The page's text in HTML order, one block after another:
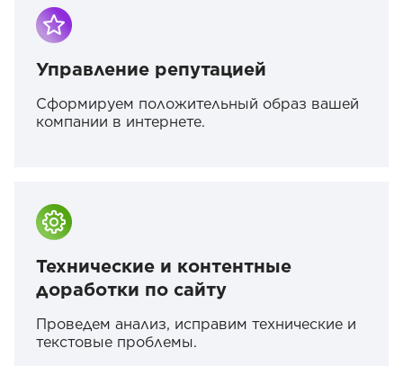
Управление репутацией
Сформируем положительный образ вашей
компании в интернете.
Технические и контентные
доработки по сайту
Проведем анализ, исправим технические и
текстовые проблемы.